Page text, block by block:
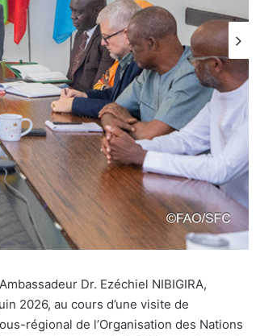
Dr. Ezéchiel NIBIGIRA,
2026, au cours d’une visite de
régional de l’Organisation des Nations